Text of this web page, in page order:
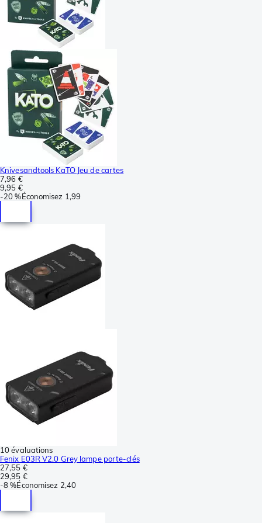
Knivesandtools KaTO Jeu de cartes
7,96 €
9,95 €
-20 %Économisez 1,99
10 évaluations
Fenix E03R V2.0 Grey lampe porte-clés
27,55 €
29,95 €
-8 %Économisez 2,40